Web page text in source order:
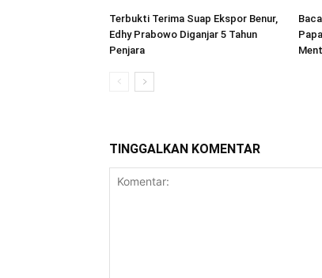
Terbukti Terima Suap Ekspor Benur,
Edhy Prabowo Diganjar 5 Tahun
Penjara
TINGGALKAN KOMENTAR